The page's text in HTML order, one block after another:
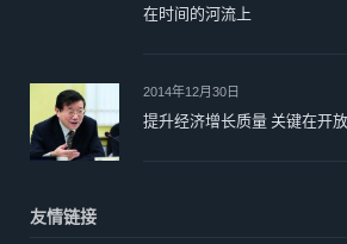
在时间的河流上
2014年12月30日
提升经济增长质量 关键在开
友情链接